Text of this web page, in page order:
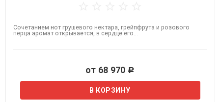
Сочетанием нот грушевого нектара, грейпфрута и розового
перца аромат открывается, в сердце его...
от 68 970 Р